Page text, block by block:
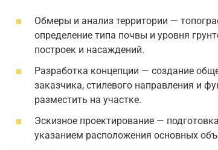
Обмеры и анализ территории —
определение типа почвы и уровня
построек и насаждений.
Разработка концепции — создание
заказчика, стилевого направления и
разместить на участке.
Эскизное проектирование —
указанием расположения основных